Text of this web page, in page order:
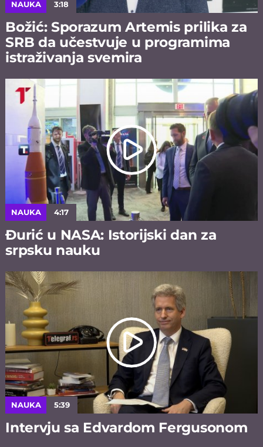
NAUKA 3:18
Božić: Sporazum Artemis prilika za
SRB da učestvuje u programima
istraživanja svemira
NAUKA 4:17
Đurić u NASA: Istorijski dan za
srpsku nauku
NAUKA 5:39
Intervju sa Edvardom Fergusonom